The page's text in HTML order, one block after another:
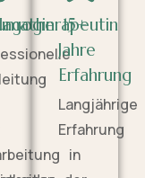
15+
Jahre
Erfahrung
Langjährige
Erfahrung
in